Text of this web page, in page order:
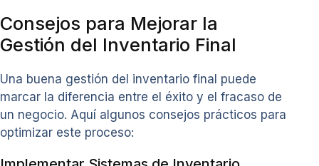
Consejos para Mejorar la
Gestión del Inventario Final
Una buena gestión del inventario final puede
marcar la diferencia entre el éxito y el fracaso de
un negocio. Aquí algunos consejos prácticos para
optimizar este proceso: